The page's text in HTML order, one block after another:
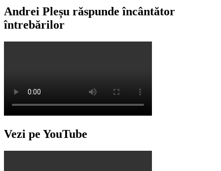
Andrei Pleșu răspunde încântător
întrebărilor
Vezi pe YouTube